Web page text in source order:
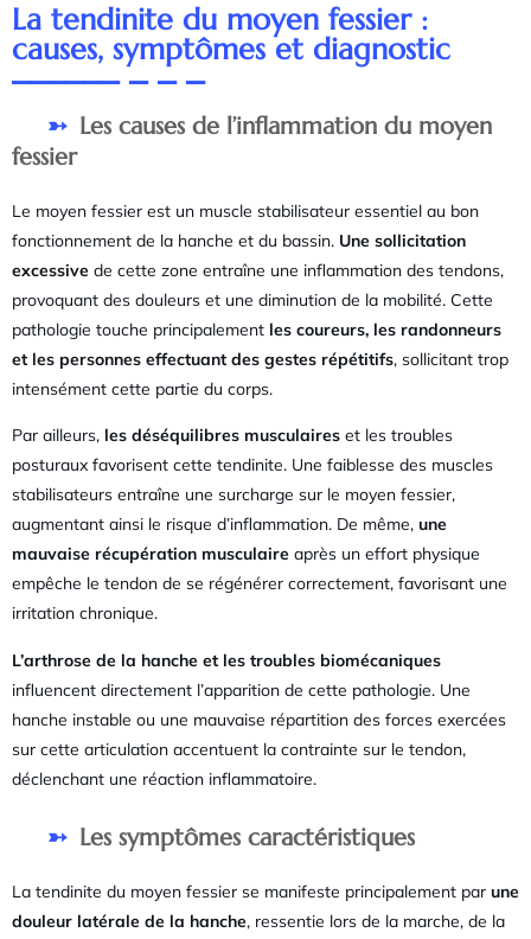
La tendinite du moyen fessier :
causes, symptômes et diagnostic
Les causes de l’inflammation du moyen
fessier
Le moyen fessier est un muscle stabilisateur essentiel au bon
fonctionnement de la hanche et du bassin. Une sollicitation
excessive de cette zone entraîne une inflammation des tendons,
provoquant des douleurs et une diminution de la mobilité. Cette
pathologie touche principalement les coureurs, les randonneurs
et les personnes effectuant des gestes répétitifs, sollicitant trop
intensément cette partie du corps.
Par ailleurs, les déséquilibres musculaires et les troubles
posturaux favorisent cette tendinite. Une faiblesse des muscles
stabilisateurs entraîne une surcharge sur le moyen fessier,
augmentant ainsi le risque d’inflammation. De même, une
mauvaise récupération musculaire après un effort physique
empêche le tendon de se régénérer correctement, favorisant une
irritation chronique.
L’arthrose de la hanche et les troubles biomécaniques
influencent directement l’apparition de cette pathologie. Une
hanche instable ou une mauvaise répartition des forces exercées
sur cette articulation accentuent la contrainte sur le tendon,
déclenchant une réaction inflammatoire.
Les symptômes caractéristiques
La tendinite du moyen fessier se manifeste principalement par une
douleur latérale de la hanche, ressentie lors de la marche, de la